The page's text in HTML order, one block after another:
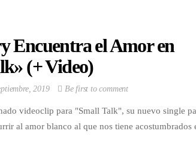
Encuentra el Amor en
(+ Video)
2019 Be first to comment
videoclip para "Small Talk", su nuevo single
al amor blanco al que nos tiene acostumbrados